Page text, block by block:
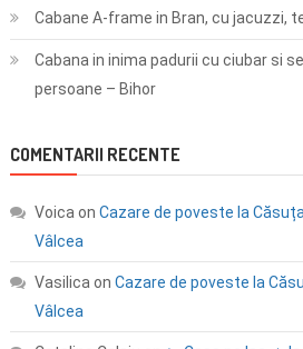
Cabane A-frame in Bran, cu jacuzzi,
Cabana in inima padurii cu ciubar si
persoane – Bihor
COMENTARII RECENTE
Voicaon Cazare de poveste la
Vâlcea
Vasilicaon Cazare de poveste la
Vâlcea